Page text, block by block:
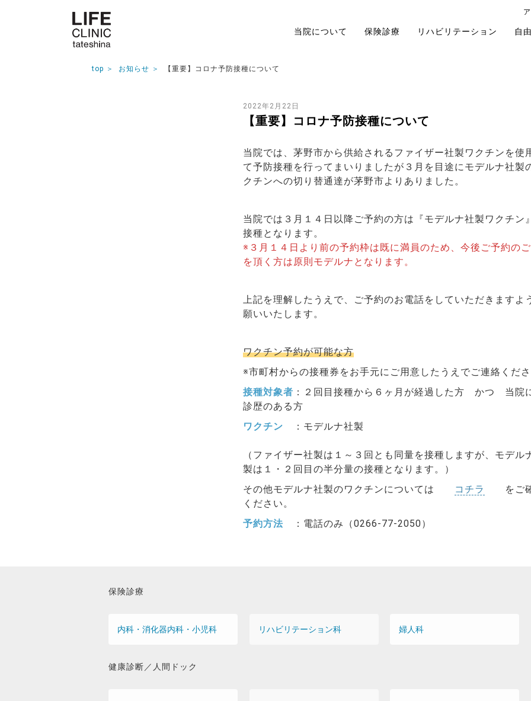
当院について 保険診療 リハビリテーション 自
top お知らせ 【重要】コロナ予防接種について
2022年2月22日
【重要】コロナ予防接種について
当院では、茅野市から供給されるファイザー社製ワクチンを使
て予防接種を行ってまいりましたが３月を目途にモデルナ社製
クチンへの切り替通達が茅野市よりありました。
当院では３月１４日以降ご予約の方は『モデルナ社製ワクチン
接種となります。
※３月１４日より前の予約枠は既に満員のため、今後ご予約の
を頂く方は原則モデルナとなります。
上記を理解したうえで、ご予約のお電話をしていただきますよ
願いいたします。
ワクチン予約が可能な方
※市町村からの接種券をお手元にご用意したうえでご連絡くださ
接種対象者 ：２回目接種から６ヶ月が経過した方 かつ 当院
診歴のある方
ワクチン ：モデルナ社製
（ファイザー社製は１～３回とも同量を接種しますが、モデル
製は１・２回目の半分量の接種となります。）
その他モデルナ社製のワクチンについては
コチラ
をご
ください。
予約方法 ：電話のみ（0266-77-2050）
保険診療
内科・消化器内科・小児科 リハビリテーション科 婦人科
健康診断／人間ドック